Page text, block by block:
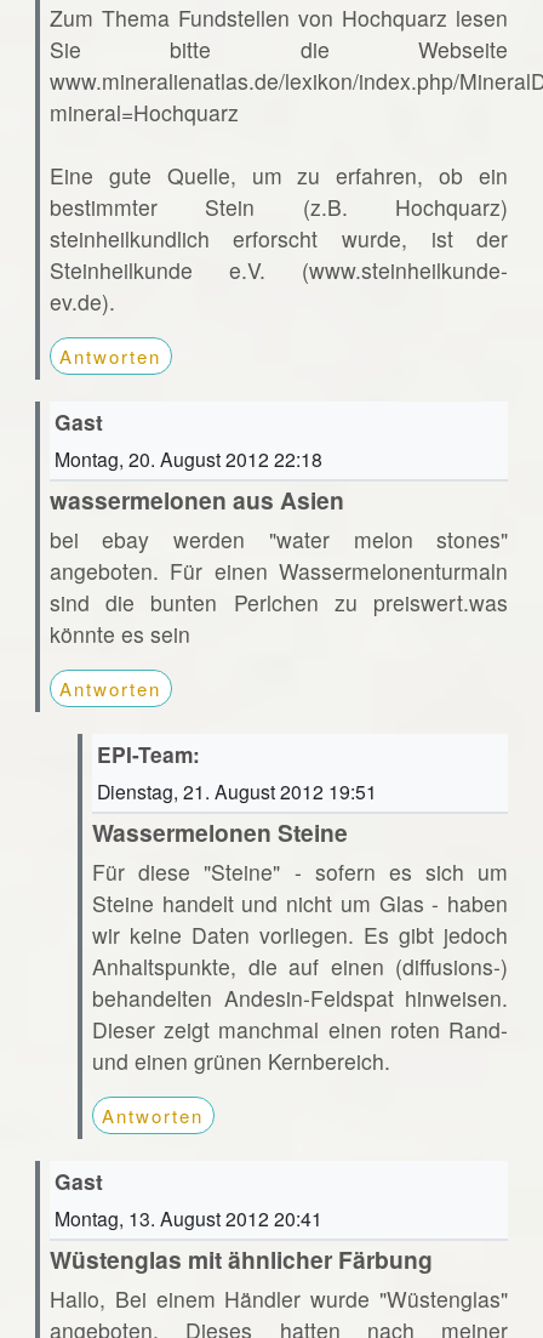
Zum Thema Fundstellen von Hochquarz lesen
Sie bitte die Webseite
www.mineralienatlas.de/lexikon/index.php/
mineral=Hochquarz
Eine gute Quelle, um zu erfahren, ob ein
bestimmter Stein (z.B. Hochquarz)
steinheilkundlich erforscht wurde, ist der
Steinheilkunde e.V. (www.steinheilkunde-
ev.de).
Antworten
Gast
Montag, 20. August 2012 22:18
wassermelonen aus Asien
bei ebay werden "water melon stones"
angeboten. Für einen Wassermelonenturmaln
sind die bunten Perlchen zu preiswert.was
könnte es sein
Antworten
EPI-Team:
Dienstag, 21. August 2012 19:51
Wassermelonen Steine
Für diese "Steine" - sofern es sich um
Steine handelt und nicht um Glas - haben
wir keine Daten vorliegen. Es gibt jedoch
Anhaltspunkte, die auf einen (diffusions-)
behandelten Andesin-Feldspat hinweisen.
Dieser zeigt manchmal einen roten Rand-
und einen grünen Kernbereich.
Antworten
Gast
Montag, 13. August 2012 20:41
Wüstenglas mit ähnlicher Färbung
Hallo, Bei einem Händler wurde "Wüstenglas"
angeboten. Dieses hatten nach meiner